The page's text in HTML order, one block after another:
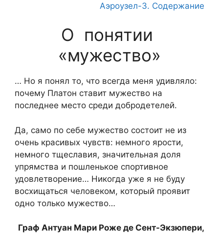
Аэроузел-3. Содержание
О понятии
«мужество»
… Но я понял то, что всегда меня удивляло:
почему Платон ставит мужество на
последнее место среди добродетелей.
Да, само по себе мужество состоит не из
очень красивых чувств: немного ярости,
немного тщеславия, значительная доля
упрямства и пошленькое спортивное
удовлетворение… Никогда уже я не буду
восхищаться человеком, который проявит
одно только мужество…
Граф Антуан Мари Роже де Сент-Экзюпери,